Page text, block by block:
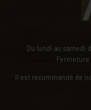
Du lundi au samedi
Il est recommandé de